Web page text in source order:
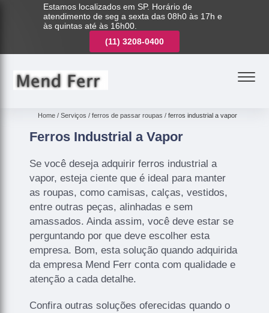
Estamos localizados em SP. Horário de
atendimento de seg a sexta das 08h0 às 17h e
às quintas até às 16h00.
(11) 3208-0400
Home Serviços ferros de passar roupas ferros industrial a vapor
Ferros Industrial a Vapor
Se você deseja adquirir ferros industrial a
vapor, esteja ciente que é ideal para manter
as roupas, como camisas, calças, vestidos,
entre outras peças, alinhadas e sem
amassados. Ainda assim, você deve estar se
perguntando por que deve escolher esta
empresa. Bom, esta solução quando adquirida
da empresa Mend Ferr conta com qualidade e
atenção a cada detalhe.
Confira outras soluções oferecidas quando o